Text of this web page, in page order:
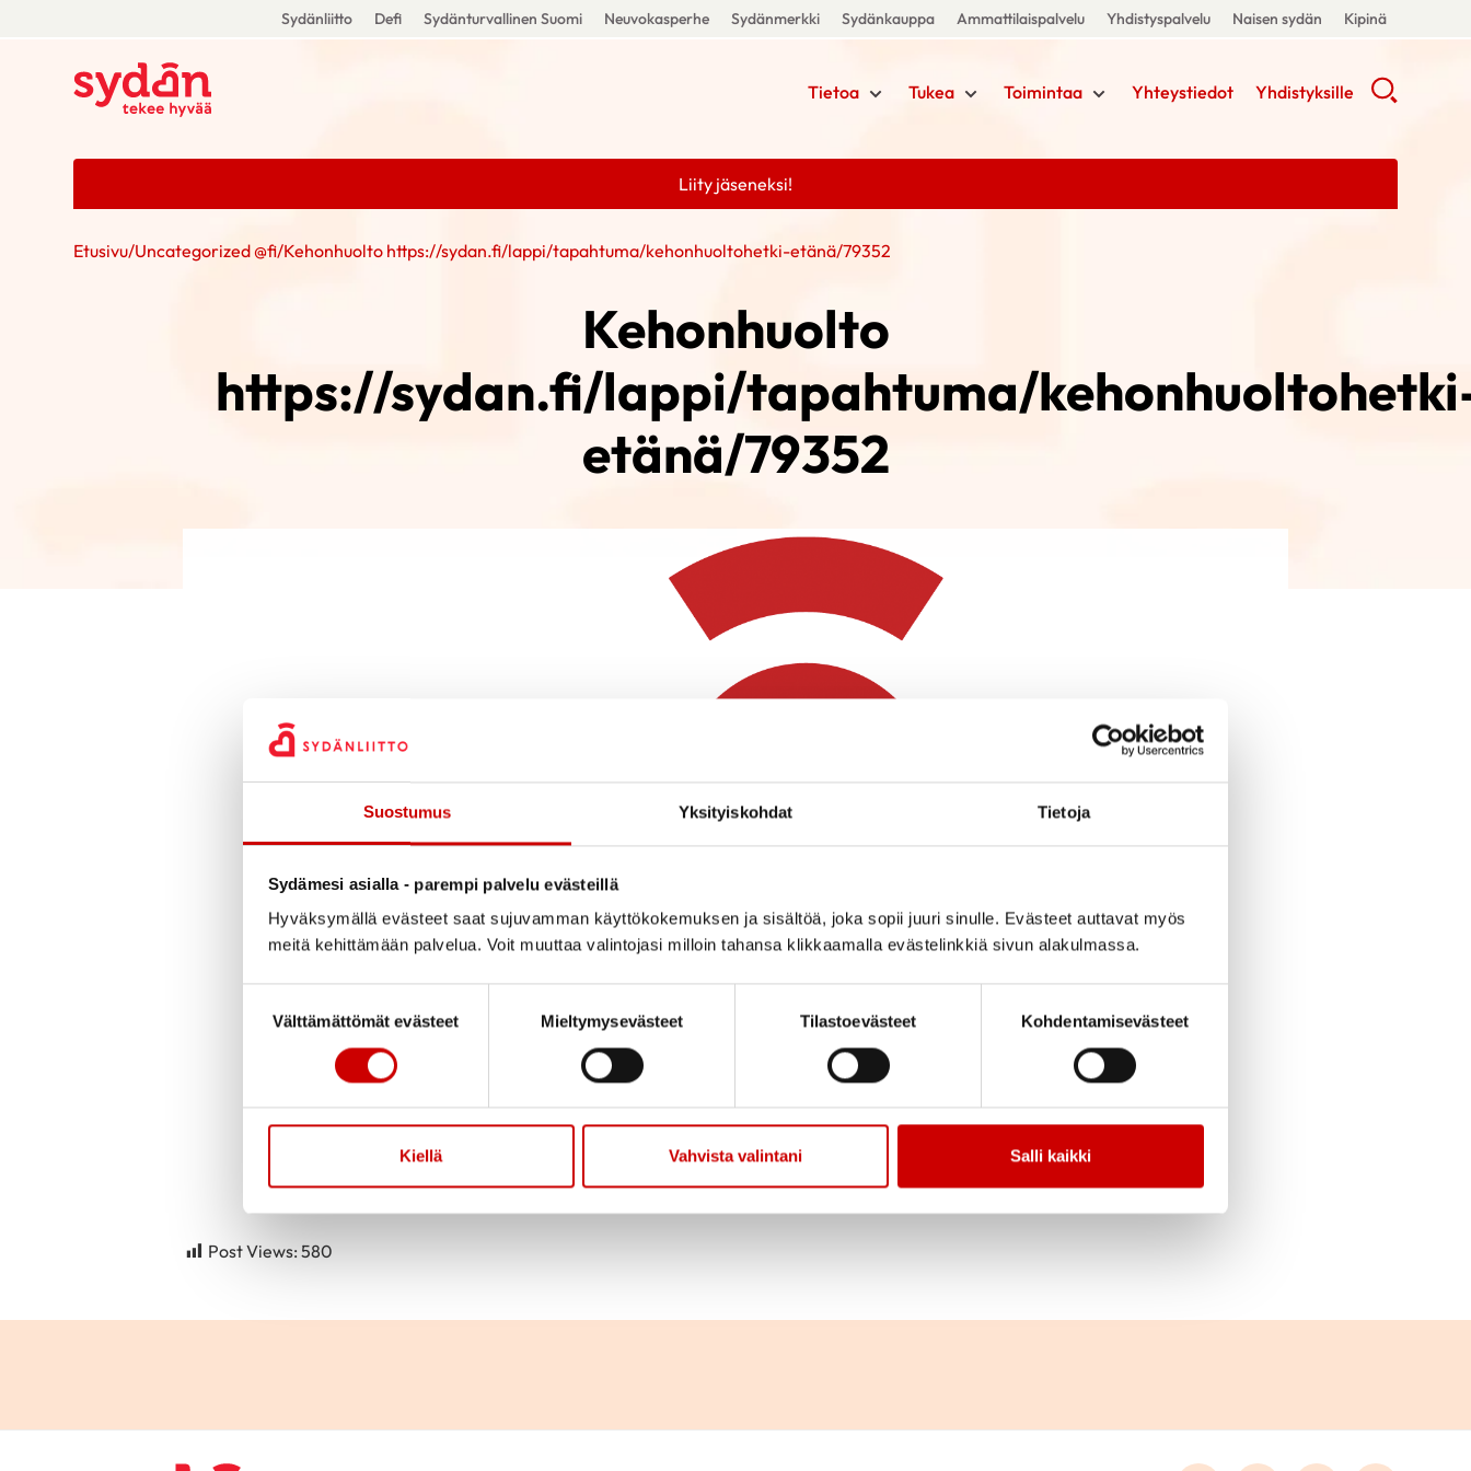
Suostumus Yksityiskohdat Tietoja
Sydämesi asialla - parempi palvelu evästeillä
Hyväksymällä evästeet saat sujuvamman käyttökokemuksen ja sisältöä, joka sopii juuri sinulle. Evästeet auttavat myös
meitä kehittämään palvelua. Voit muuttaa valintojasi milloin tahansa klikkaamalla evästelinkkiä sivun alakulmassa.
Välttämättömät evästeet
Mieltymysevästeet Tilastoevästeet Kohdentamisevästeet
Kiellä Vahvista valintani Salli kaikki
Sydänliitto Defi Sydänturvallinen Suomi Neuvokasperhe Sydänmerkki Sydänkauppa Ammattilaispalvelu Yhdistyspalvelu Naisen sydän Kipinä
Tietoa Tukea Toimintaa Yhteystiedot Yhdistyksille
Liity jäseneksi!
Etusivu/Uncategorized @fi/Kehonhuolto https://sydan.fi/lappi/tapahtuma/kehonhuoltohetki-etänä/79352
Kehonhuolto
https://sydan.fi/lappi/tapahtuma/
etänä/79352
Julkaistu 9.4.2024 Jaa sivu Jaa Whatsapp
Jaa Facebook
Jaa TwitterJaa Linkedin
Jaa EmailJaa Print
https://sydan.fi/lappi/tapahtuma/kehonhuoltohetki-etänä/79352
Post Views: 580